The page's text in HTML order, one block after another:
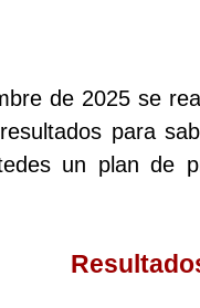
de 2025 se
para
un plan de